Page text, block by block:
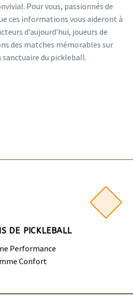
Pour vous, passionnés de
ces informations vous aideront à
d’aujourd’hui, joueurs de
des matches mémorables sur
du pickleball.
DE PICKLEBALL
Performance
Confort